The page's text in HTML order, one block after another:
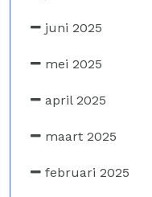
juni 2025
mei 2025
april 2025
maart 2025
februari 2025